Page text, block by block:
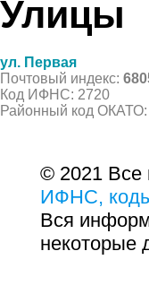
Улицы
ул. Первая
Почтовый индекс:
Код ИФНС: 2720
Районный код
© 2021
ИФНС,
Вся
некоторые